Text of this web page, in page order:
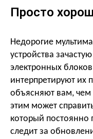
Просто
Недорогие
устройства
электронных
интерпретируют их
объясняют вам,
этим может
который
следит за